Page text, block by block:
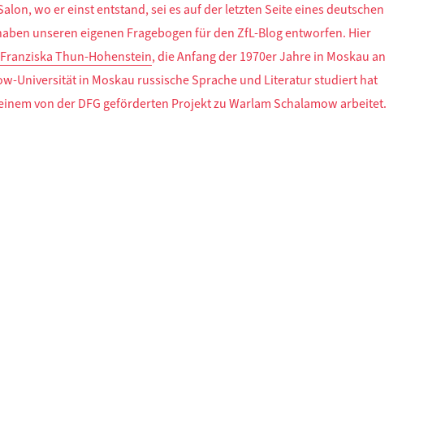
wo er einst entstand, sei es auf der letzten Seite eines deutschen
unseren eigenen Fragebogen für den ZfL-Blog entworfen. Hier
Franziska Thun-Hohenstein, die Anfang der 1970er Jahre in Moskau an
Universität in Moskau russische Sprache und Literatur studiert hat
von der DFG geförderten Projekt zuWarlam Schalamow arbeitet.
Wir fragen, Franziska Thun-Hohenstein antwortet“